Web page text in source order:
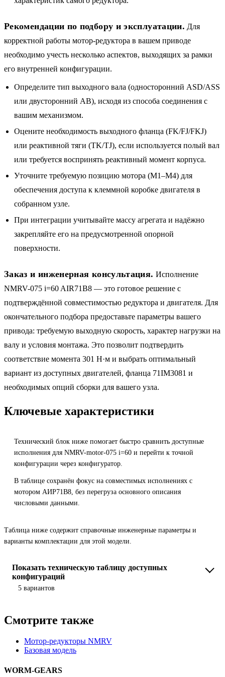
Рекомендации по подбору и эксплуатации. Для
корректной работы мотор-редуктора в вашем приводе
необходимо учесть несколько аспектов, выходящих за рамки
его внутренней конфигурации.
Определите тип выходного вала (односторонний ASD/ASS
или двусторонний AB), исходя из способа соединения с
вашим механизмом.
Оцените необходимость выходного фланца (FK/FJ/FKJ)
или реактивной тяги (TK/TJ), если используется полый вал
или требуется воспринять реактивный момент корпуса.
Уточните требуемую позицию мотора (M1–M4) для
обеспечения доступа к клеммной коробке двигателя в
собранном узле.
При интеграции учитывайте массу агрегата и надёжно
закрепляйте его на предусмотренной опорной
поверхности.
Заказ и инженерная консультация. Исполнение
NMRV-075 i=60 AIR71B8 — это готовое решение с
подтверждённой совместимостью редуктора и двигателя. Для
окончательного подбора предоставьте параметры вашего
привода: требуемую выходную скорость, характер нагрузки на
валу и условия монтажа. Это позволит подтвердить
соответствие момента 301 Н·м и выбрать оптимальный
вариант из доступных двигателей, фланца 71IM3081 и
необходимых опций сборки для вашего узла.
Ключевые характеристики
Технический блок ниже помогает быстро сравнить доступные
исполнения для NMRV-motor-075 i=60 и перейти к точной
конфигурации через конфигуратор.
В таблице сохранён фокус на совместимых исполнениях с
мотором АИР71B8, без перегруза основного описания
числовыми данными.
Таблица ниже содержит справочные инженерные параметры и
варианты комплектации для этой модели.
Показать техническую таблицу доступных
конфигураций
5 вариантов
Смотрите также
Мотор-редукторы NMRV
Базовая модель
WORM-GEARS